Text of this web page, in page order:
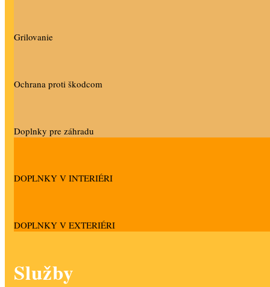
Grilovanie
Ochrana proti škodcom
Doplnky pre záhradu
DOPLNKY V INTERIÉRI
DOPLNKY V EXTERIÉRI
Služby